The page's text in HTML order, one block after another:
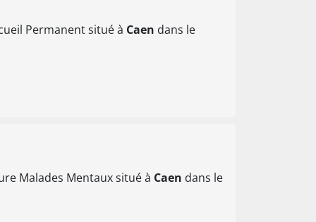
Permanent situé à Caen dans le
Malades Mentaux situé à Caen dans le